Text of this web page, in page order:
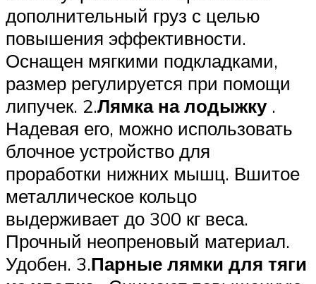
дополнительный груз с целью
повышения эффективности.
Оснащен мягкими подкладками,
размер регулируется при помощи
липучек. 2.Лямка на лодыжку.
Надевая его, можно использовать
блочное устройство для
проработки нижних мышц. Вшитое
металлическое кольцо
выдерживает до 300 кг веса.
Прочный неопреновый материал.
Удобен. 3.Парные лямки для тяги